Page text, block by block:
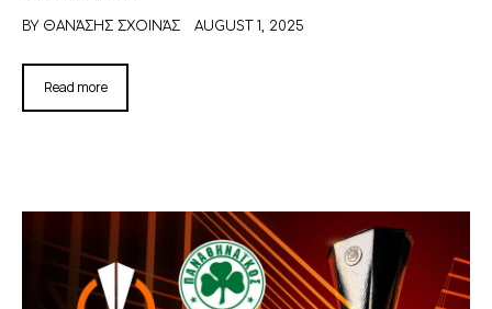
BY ΘΑΝΆΣΗΣ ΣΧΟΙΝΆΣ AUGUST 1, 2025
Read more